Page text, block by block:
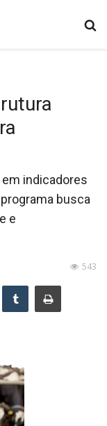
indicadores
busca
e
543